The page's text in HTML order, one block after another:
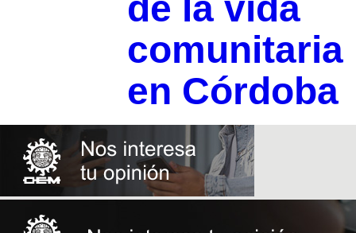
comunitaria
en Córdoba